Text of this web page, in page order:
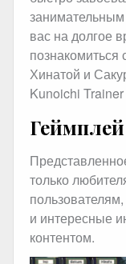
вас на долгое
Хинатой и
Kunoichi
только
и интересные
контентом.